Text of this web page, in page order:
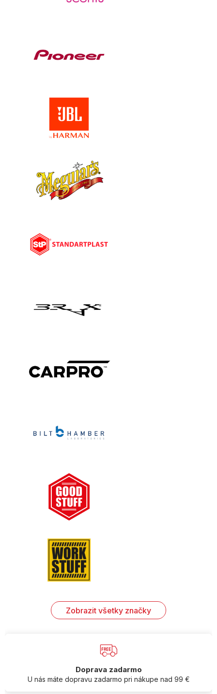
Zobrazit všetky značky
Doprava zadarmo
U nás máte dopravu zadarmo pri nákupe nad 99 €